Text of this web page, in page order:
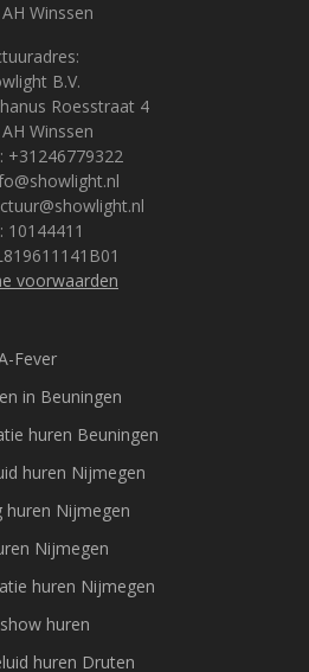
Winssen
B.V.
Roesstraat 4
Winssen
+31246779322
10144411
voorwaarden
Fever
in Beuningen
huren Beuningen
huren Nijmegen
huren Nijmegen
Nijmegen
huren Nijmegen
huren
huren Druten